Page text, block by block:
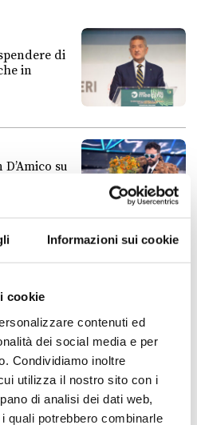
Informazioni sui cookie
cookie
contenuti ed
dei social media e per
Condividiamo inoltre
utilizza il nostro sito con i
di analisi dei dati web,
quali potrebbero combinarle
di
in
su
su immigrati ed economia
costano quasi 4 miliardi di euro
del
non esiste